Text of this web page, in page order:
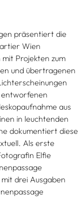
präsentiert die
Wien
Projekten zum
und übertragenen
aus
in leuchtenden
dokumentiert diese
Als erste
Elfie
drei Ausgaben